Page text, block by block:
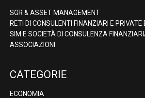
SGR & ASSET MANAGEMENT
RETI DI CONSULENTI FINANZIARI E PRIVATE
SIM E SOCIETÀ DI CONSULENZA
ASSOCIAZIONI
CATEGORIE
ECONOMIA